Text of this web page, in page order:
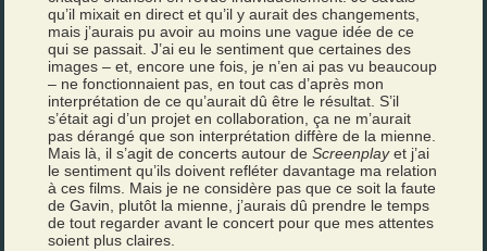
qu’il mixait en direct et qu’il y aurait des changements,
mais j’aurais pu avoir au moins une vague idée de ce
qui se passait. J’ai eu le sentiment que certaines des
images – et, encore une fois, je n’en ai pas vu beaucoup
– ne fonctionnaient pas, en tout cas d’après mon
interprétation de ce qu’aurait dû être le résultat. S’il
s’était agi d’un projet en collaboration, ça ne m’aurait
pas dérangé que son interprétation diffère de la mienne.
Mais là, il s’agit de concerts autour deScreenplayet j’ai
le sentiment qu’ils doivent refléter davantage ma relation
à ces films. Mais je ne considère pas que ce soit la faute
de Gavin, plutôt la mienne, j’aurais dû prendre le temps
de tout regarder avant le concert pour que mes attentes
soient plus claires.